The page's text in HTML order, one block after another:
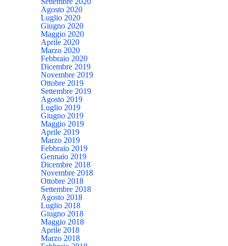
Agosto 2020
Luglio 2020
Giugno 2020
Maggio 2020
Aprile 2020
Marzo 2020
Febbraio 2020
Dicembre 2019
Novembre 2019
Ottobre 2019
Settembre 2019
Agosto 2019
Luglio 2019
Giugno 2019
Maggio 2019
Aprile 2019
Marzo 2019
Febbraio 2019
Gennaio 2019
Dicembre 2018
Novembre 2018
Ottobre 2018
Settembre 2018
Agosto 2018
Luglio 2018
Giugno 2018
Maggio 2018
Aprile 2018
Marzo 2018